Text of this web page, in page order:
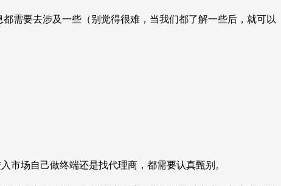
需要去涉及一些（别觉得很难，当我们都了解一些后，就可以
市场自己做终端还是找代理商，都需要认真甄别。